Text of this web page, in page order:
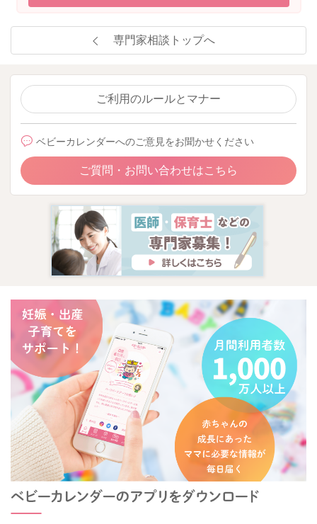
専門家相談トップへ
ご利用のルールとマナー
ベビーカレンダーへのご意見をお聞かせください
ご質問・お問い合わせはこちら